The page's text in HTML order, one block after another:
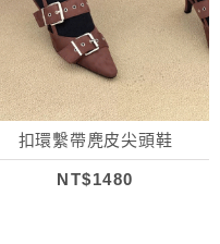
扣環繫帶麂皮尖頭鞋
NT$1480